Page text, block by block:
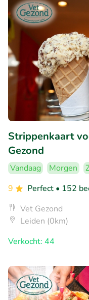
Strippenkaart
Gezond
Vandaag Morgen
9
Perfect • 152
Vet Gezond
Leiden (0km)
Verkocht: 44